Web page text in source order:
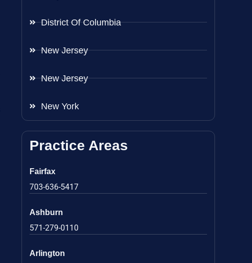
District Of Columbia
New Jersey
New Jersey
New York
Practice Areas
Fairfax
703-636-5417
Ashburn
571-279-0110
Arlington